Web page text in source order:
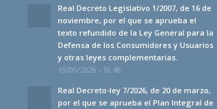
Real Decreto Legislativo 1/2007, de 16 de
noviembre, por el que se aprueba el
texto refundido de la Ley General para la
Defensa de los Consumidores y Usuarios
y otras leyes complementarias.
19/06/2026 - 16:46
Real Decreto-ley 7/2026, de 20 de marzo,
por el que se aprueba el Plan Integral de